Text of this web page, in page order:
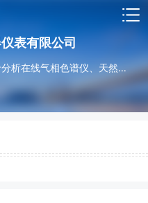
表有限公司
主营产品：催化评价分析在线气相色谱仪、天然气分析仪、燃气热值分析仪、气相色谱仪、液相色谱仪、在线反应检测气相色谱仪